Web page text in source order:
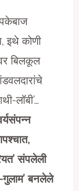
इथे कोणी
बिलकूल
लाॅबी’…
संपलेली
बनलेले